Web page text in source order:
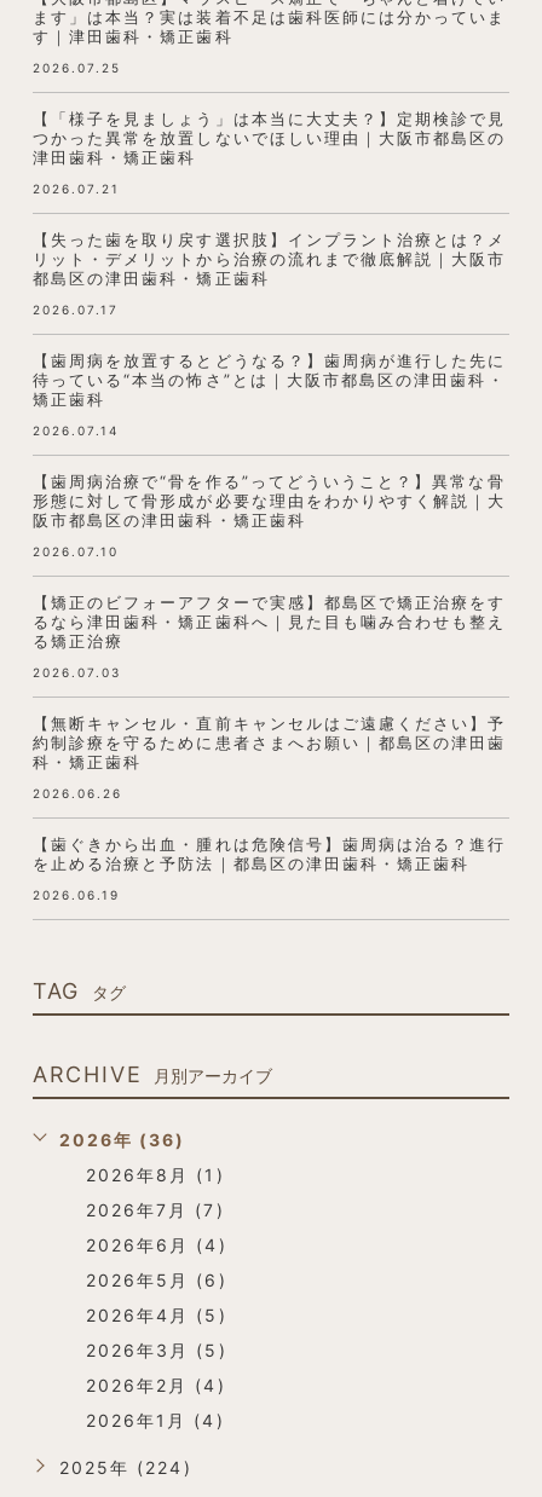
ます」は本当？実は装着不足は歯科医師には分かっていま
す｜津田歯科・矯正歯科
2026.07.25
【「様子を見ましょう」は本当に大丈夫？】定期検診で見
つかった異常を放置しないでほしい理由｜大阪市都島区の
津田歯科・矯正歯科
2026.07.21
【失った歯を取り戻す選択肢】インプラント治療とは？メ
リット・デメリットから治療の流れまで徹底解説｜大阪市
都島区の津田歯科・矯正歯科
2026.07.17
【歯周病を放置するとどうなる？】歯周病が進行した先に
待っている“本当の怖さ”とは｜大阪市都島区の津田歯科・
矯正歯科
2026.07.14
【歯周病治療で“骨を作る”ってどういうこと？】異常な骨
形態に対して骨形成が必要な理由をわかりやすく解説｜大
阪市都島区の津田歯科・矯正歯科
2026.07.10
【矯正のビフォーアフターで実感】都島区で矯正治療をす
るなら津田歯科・矯正歯科へ｜見た目も噛み合わせも整え
る矯正治療
2026.07.03
【無断キャンセル・直前キャンセルはご遠慮ください】予
約制診療を守るために患者さまへお願い｜都島区の津田歯
科・矯正歯科
2026.06.26
【歯ぐきから出血・腫れは危険信号】歯周病は治る？進行
を止める治療と予防法｜都島区の津田歯科・矯正歯科
2026.06.19
TAG タグ
ARCHIVE 月別アーカイブ
2026年 (36)
2026年8月 (1)
2026年7月 (7)
2026年6月 (4)
2026年5月 (6)
2026年4月 (5)
2026年3月 (5)
2026年2月 (4)
2026年1月 (4)
2025年 (224)